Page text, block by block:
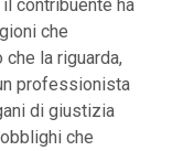
contribuente ha
che
che la riguarda,
professionista
di giustizia
che